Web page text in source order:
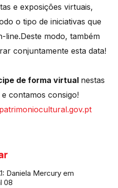
e exposições virtuais,
o tipo de iniciativas que
line.Deste modo, também
conjuntamente esta data!
de forma virtual nestas
contamos consigo!
patrimoniocultural.gov.pt
Daniela Mercury em
08